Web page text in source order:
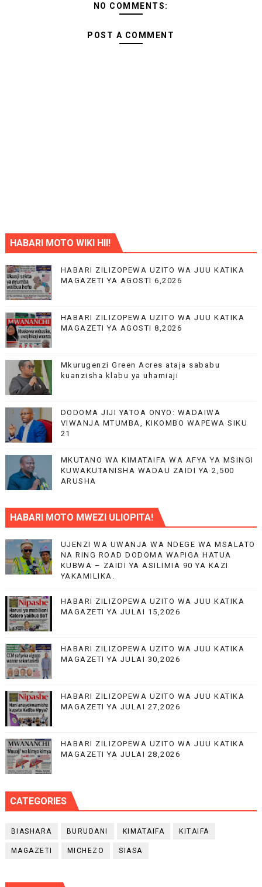
NO COMMENTS:
POST A COMMENT
HABARI MOTO WIKI HII!
HABARI ZILIZOPEWA UZITO WA JUU KATIKA
MAGAZETI YA AGOSTI 6,2026
HABARI ZILIZOPEWA UZITO WA JUU KATIKA
MAGAZETI YA AGOSTI 8,2026
Mkurugenzi Green Acres ataja sababu
kuanzisha klabu ya uhamiaji
DODOMA JIJI YATOA ONYO: WADAIWA
VIWANJA MTUMBA, KIKOMBO WAPEWA SIKU
21
MKUTANO WA KIMATAIFA WA AFYA YA MSINGI
KUWAKUTANISHA WADAU ZAIDI YA 2,500
ARUSHA
HABARI MOTO MWEZI ULIOPITA!
UJENZI WA UWANJA WA NDEGE WA MSALATO
NA RING ROAD DODOMA WAPIGA HATUA
KUBWA – ZAIDI YA ASILIMIA 90 YA KAZI
YAKAMILIKA.
HABARI ZILIZOPEWA UZITO WA JUU KATIKA
MAGAZETI YA JULAI 15,2026
HABARI ZILIZOPEWA UZITO WA JUU KATIKA
MAGAZETI YA JULAI 30,2026
HABARI ZILIZOPEWA UZITO WA JUU KATIKA
MAGAZETI YA JULAI 27,2026
HABARI ZILIZOPEWA UZITO WA JUU KATIKA
MAGAZETI YA JULAI 28,2026
CATEGORIES
BIASHARA BURUDANI KIMATAIFA KITAIFA
MAGAZETI MICHEZO SIASA